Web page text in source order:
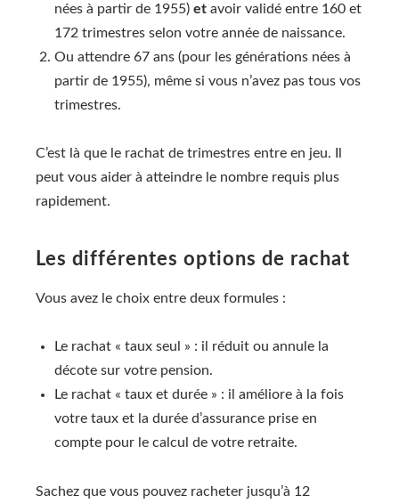
nées à partir de 1955) et avoir validé entre 160 et
172 trimestres selon votre année de naissance.
Ou attendre 67 ans (pour les générations nées à
partir de 1955), même si vous n’avez pas tous vos
trimestres.
C’est là que le rachat de trimestres entre en jeu. Il
peut vous aider à atteindre le nombre requis plus
rapidement.
Les différentes options de rachat
Vous avez le choix entre deux formules :
Le rachat « taux seul » : il réduit ou annule la
décote sur votre pension.
Le rachat « taux et durée » : il améliore à la fois
votre taux et la durée d’assurance prise en
compte pour le calcul de votre retraite.
Sachez que vous pouvez racheter jusqu’à 12